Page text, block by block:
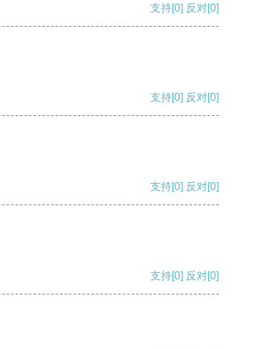
支持[0] 反对[0]
支持[0] 反对[0]
支持[0] 反对[0]
支持[0] 反对[0]